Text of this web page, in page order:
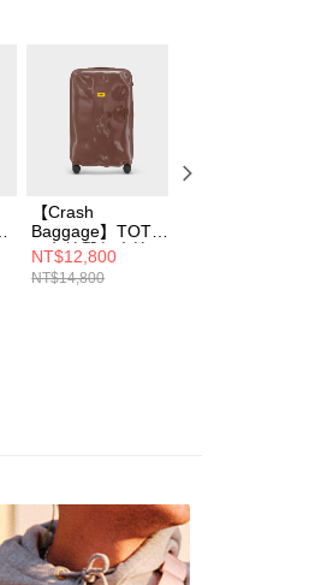
【Crash
Baggage】TOT
同色撞擊行李箱
26吋
NT$12,800
NT$14,800